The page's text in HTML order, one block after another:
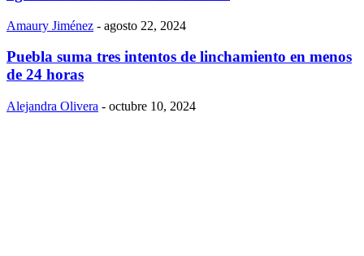
Amaury Jiménez - agosto 22, 2024
Puebla suma tres intentos de linchamiento en menos
de 24 horas
Alejandra Olivera - octubre 10, 2024